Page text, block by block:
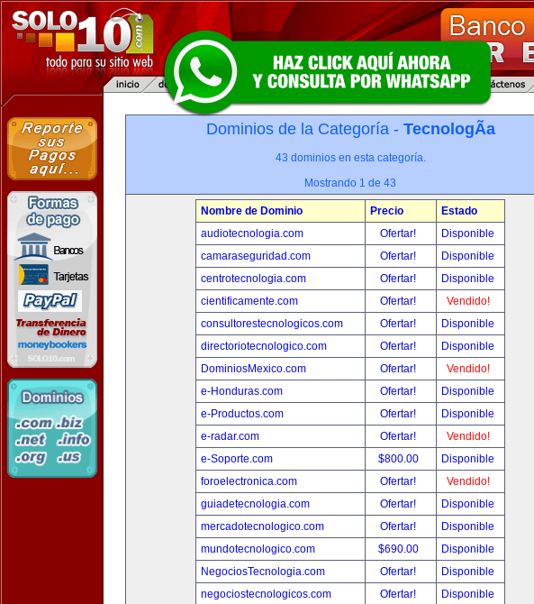
Dominios de la Categoría - TecnologÃ­a
43 dominios en esta categoría.
Mostrando 1 de 43
Nombre de Dominio Precio
Estado
audiotecnologia.com
Ofertar!
Disponible
camaraseguridad.com
Ofertar!
Disponible
centrotecnologia.com
Ofertar!
Disponible
cientificamente.com
Ofertar!
Vendido!
consultorestecnologicos.com
Ofertar!
Disponible
directoriotecnologico.com
Ofertar!
Disponible
DominiosMexico.com
Ofertar!
Vendido!
e-Honduras.com
Ofertar!
Disponible
e-Productos.com
Ofertar!
Disponible
e-radar.com
Ofertar!
Vendido!
e-Soporte.com
$800.00
Disponible
foroelectronica.com
Ofertar!
Vendido!
guiadetecnologia.com
Ofertar!
Disponible
mercadotecnologico.com
Ofertar!
Disponible
mundotecnologico.com
$690.00
Disponible
NegociosTecnologia.com
Ofertar!
Disponible
negociostecnologicos.com
Ofertar!
Disponible